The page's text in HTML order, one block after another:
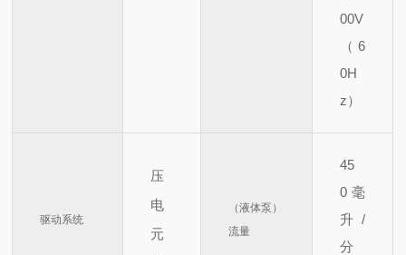
00V
（6
0H
z）
驱动系统
压
电
元
（液体泵）
流量
45
0 毫
升/
分